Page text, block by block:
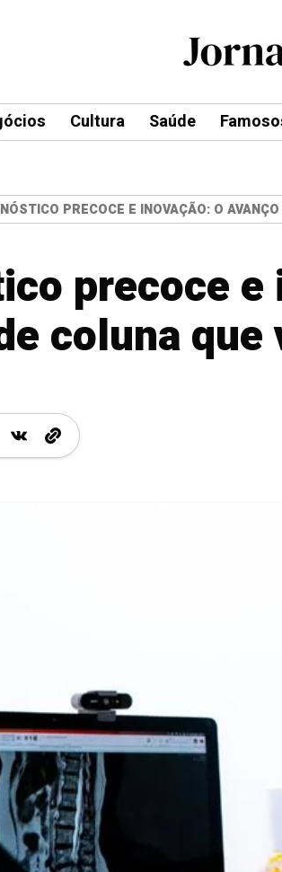
Cultura Saúde
PRECOCE E INOVAÇÃO: O
precoce
coluna que